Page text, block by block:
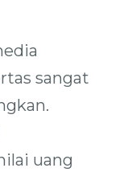
sangat
uang